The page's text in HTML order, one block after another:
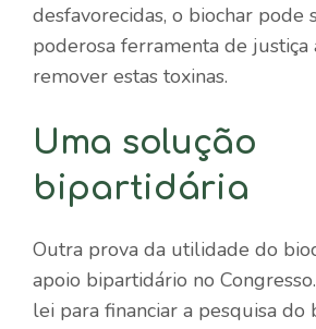
desfavorecidas, o biochar pode
poderosa ferramenta de
remover estas toxinas.
Uma solução
bipartidária
Outra prova da utilidade do
apoio bipartidário no
lei para financiar a pesquisa do